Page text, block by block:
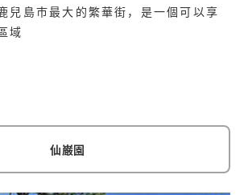
兒島市最大的繁華街，是一個可以享
域
仙巌園